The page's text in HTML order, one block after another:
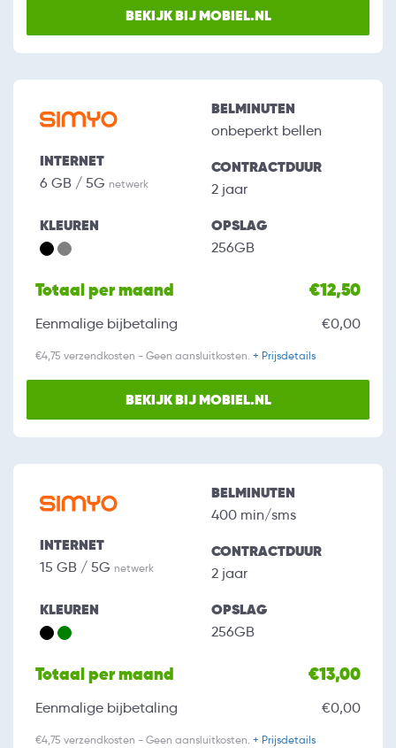
BEKIJK BIJ MOBIEL.NL
INTERNET
6 GB / 5G netwerk
BELMINUTEN
onbeperkt bellen
CONTRACTDUUR
2 jaar
KLEUREN OPSLAG
256GB
Totaal per maand €12,50
Eenmalige bijbetaling €0,00
€4,75 verzendkosten - Geen aansluitkosten. + Prijsdetails
BEKIJK BIJ MOBIEL.NL
INTERNET
15 GB / 5G netwerk
BELMINUTEN
400 min/sms
CONTRACTDUUR
2 jaar
KLEUREN OPSLAG
256GB
Totaal per maand €13,00
Eenmalige bijbetaling €0,00
€4,75 verzendkosten - Geen aansluitkosten. + Prijsdetails